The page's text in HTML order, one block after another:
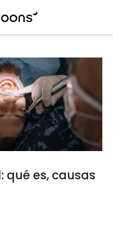
qué es, causas